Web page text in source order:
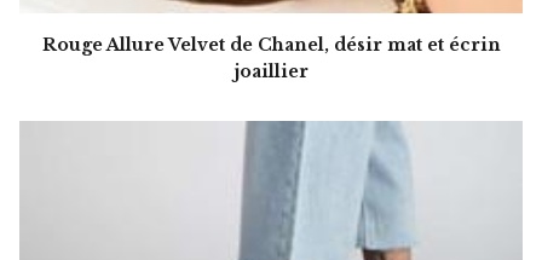
Rouge Allure Velvet de Chanel, désir mat et écrin
joaillier